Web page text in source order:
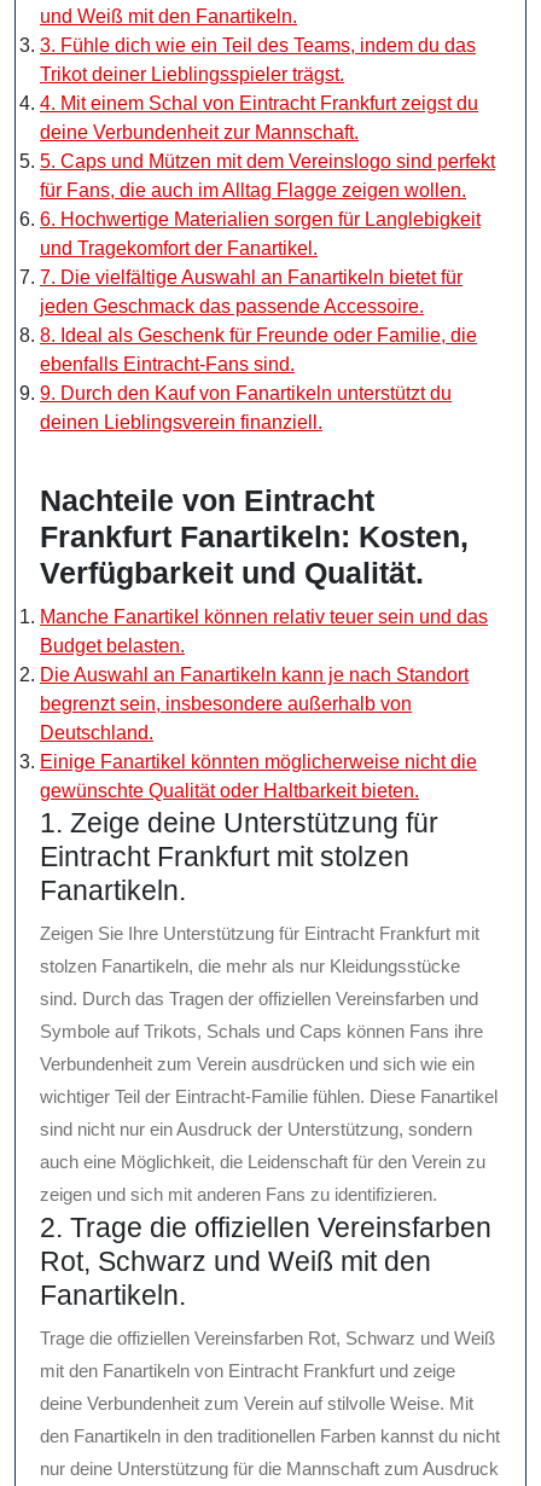
und Weiß mit den Fanartikeln.
3. Fühle dich wie ein Teil des Teams, indem du das
Trikot deiner Lieblingsspieler trägst.
4. Mit einem Schal von Eintracht Frankfurt zeigst du
deine Verbundenheit zur Mannschaft.
5. Caps und Mützen mit dem Vereinslogo sind perfekt
für Fans, die auch im Alltag Flagge zeigen wollen.
6. Hochwertige Materialien sorgen für Langlebigkeit
und Tragekomfort der Fanartikel.
7. Die vielfältige Auswahl an Fanartikeln bietet für
jeden Geschmack das passende Accessoire.
8. Ideal als Geschenk für Freunde oder Familie, die
ebenfalls Eintracht-Fans sind.
9. Durch den Kauf von Fanartikeln unterstützt du
deinen Lieblingsverein finanziell.
Nachteile von Eintracht
Frankfurt Fanartikeln: Kosten,
Verfügbarkeit und Qualität.
Manche Fanartikel können relativ teuer sein und das
Budget belasten.
Die Auswahl an Fanartikeln kann je nach Standort
begrenzt sein, insbesondere außerhalb von
Deutschland.
Einige Fanartikel könnten möglicherweise nicht die
gewünschte Qualität oder Haltbarkeit bieten.
1. Zeige deine Unterstützung für
Eintracht Frankfurt mit stolzen
Fanartikeln.
Zeigen Sie Ihre Unterstützung für Eintracht Frankfurt mit
stolzen Fanartikeln, die mehr als nur Kleidungsstücke
sind. Durch das Tragen der offiziellen Vereinsfarben und
Symbole auf Trikots, Schals und Caps können Fans ihre
Verbundenheit zum Verein ausdrücken und sich wie ein
wichtiger Teil der Eintracht-Familie fühlen. Diese Fanartikel
sind nicht nur ein Ausdruck der Unterstützung, sondern
auch eine Möglichkeit, die Leidenschaft für den Verein zu
zeigen und sich mit anderen Fans zu identifizieren.
2. Trage die offiziellen Vereinsfarben
Rot, Schwarz und Weiß mit den
Fanartikeln.
Trage die offiziellen Vereinsfarben Rot, Schwarz und Weiß
mit den Fanartikeln von Eintracht Frankfurt und zeige
deine Verbundenheit zum Verein auf stilvolle Weise. Mit
den Fanartikeln in den traditionellen Farben kannst du nicht
nur deine Unterstützung für die Mannschaft zum Ausdruck